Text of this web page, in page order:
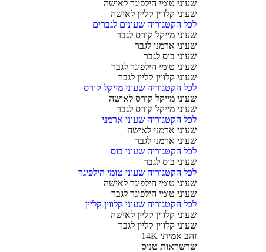
שעוני טומי הילפיגר לאישה
שעוני קלווין קליין לאישה
לכל הקטגוריה שעונים לגברים
שעוני מייקל קורס לגבר
שעוני ארמני לגבר
שעוני בוס לגבר
שעוני טומי הילפיגר לגבר
שעוני קלווין קליין לגבר
לכל הקטגוריה שעוני מייקל קורס
שעוני מייקל קורס לאישה
שעוני מייקל קורס לגבר
לכל הקטגוריה שעוני ארמני
שעוני ארמני לאישה
שעוני ארמני לגבר
לכל הקטגוריה שעוני בוס
שעוני בוס לגבר
לכל הקטגוריה שעוני טומי הילפיגר
שעוני טומי הילפיגר לאישה
שעוני טומי הילפיגר לגבר
לכל הקטגוריה שעוני קלווין קליין
שעוני קלווין קליין לאישה
שעוני קלווין קליין לגבר
זהב אמיתי 14K
שרשראות טניס